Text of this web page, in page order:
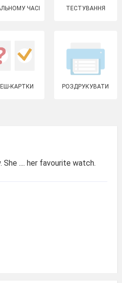
ЧАСІ ТЕСТУВАННЯ
КАРТКИ РОЗДРУКУВАТИ
.... her favourite watch.